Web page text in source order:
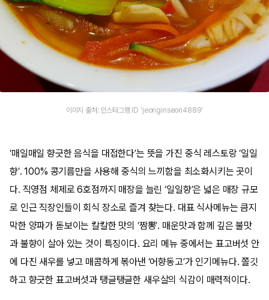
이미지 출처: 인스타그램 ID 'jeonginseon4889'
‘매일매일 향긋한 음식을 대접한다’는 뜻을 가진 중식 레스토랑 ‘일일
향’. 100% 콩기름만을 사용해 중식의 느끼함을 최소화시키는 곳이
다. 직영점 체제로 6호점까지 매장을 늘린 ‘일일향’은 넓은 매장 규모
로 인근 직장인들이 회식 장소로 즐겨 찾는다. 대표 식사메뉴는 큼지
막한 양파가 돋보이는 칼칼한 맛의 ‘짬뽕’. 매운맛과 함께 깊은 불맛
과 불향이 살아 있는 것이 특징이다. 요리 메뉴 중에서는 표고버섯 안
에 다진 새우를 넣고 매콤하게 볶아낸 ‘어향동고’가 인기메뉴다. 쫄깃
하고 향긋한 표고버섯과 탱글탱글한 새우살의 식감이 매력적이다.